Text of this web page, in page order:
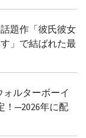
題作「彼氏彼女
」で結ばれた最
ルターボーイ
！─2026年に配